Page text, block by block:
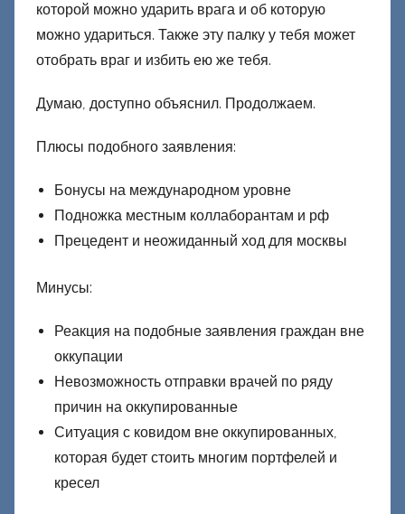
которой можно ударить врага и об которую
можно удариться. Также эту палку у тебя может
отобрать враг и избить ею же тебя.
Думаю, доступно объяснил. Продолжаем.
Плюсы подобного заявления:
Бонусы на международном уровне
Подножка местным коллаборантам и рф
Прецедент и неожиданный ход для москвы
Минусы:
Реакция на подобные заявления граждан вне
оккупации
Невозможность отправки врачей по ряду
причин на оккупированные
Ситуация с ковидом вне оккупированных,
которая будет стоить многим портфелей и
кресел